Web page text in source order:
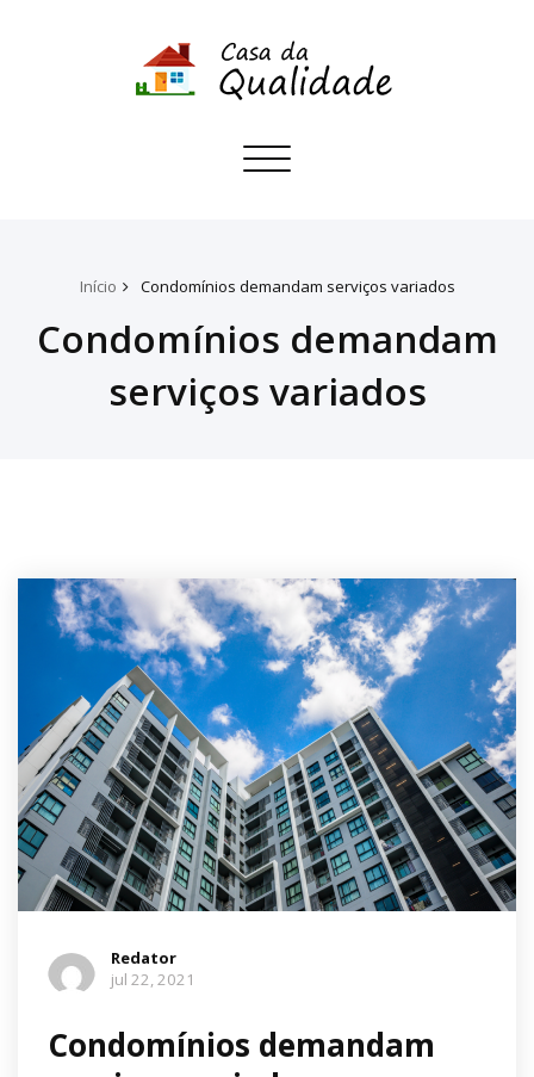
Toggle
Início Condomínios demandam serviços variados
Condomínios demandam
serviços variados
Redator
jul 22, 2021
Condomínios demandam